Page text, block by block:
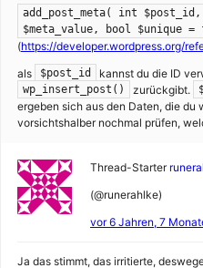
add_post_meta( int
$meta_value, bool $unique
(https://developer.wordpress.org/
als
$post_id kannst du die ID
wp_insert_post() zurückgibt.
ergeben sich aus den Daten, die du
vorsichtshalber nochmal prüfen,
Thread-Starter
(@runerahlke)
vor 6 Jahren, 7
Ja das stimmt, das irritierte,